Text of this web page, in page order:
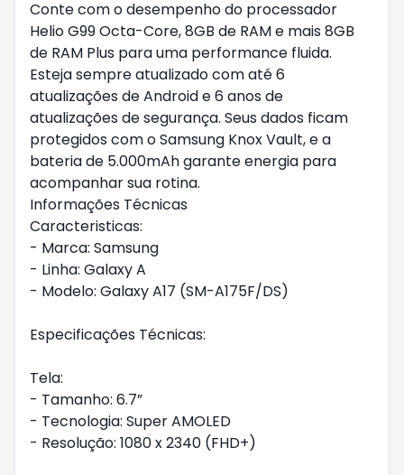
Conte com o desempenho do processador
Helio G99 Octa-Core, 8GB de RAM e mais 8GB
de RAM Plus para uma performance fluida.
Esteja sempre atualizado com até 6
atualizações de Android e 6 anos de
atualizações de segurança. Seus dados ficam
protegidos com o Samsung Knox Vault, e a
bateria de 5.000mAh garante energia para
acompanhar sua rotina.
Informações Técnicas
Caracteristicas:
- Marca: Samsung
- Linha: Galaxy A
- Modelo: Galaxy A17 (SM-A175F/DS)
Especificações Técnicas:
Tela:
- Tamanho: 6.7”
- Tecnologia: Super AMOLED
- Resolução: 1080 x 2340 (FHD+)